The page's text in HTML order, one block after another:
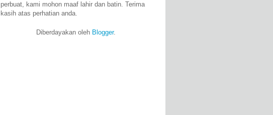
perbuat, kami mohon maaf lahir dan batin. Terima
kasih atas perhatian anda.
Diberdayakan oleh Blogger.